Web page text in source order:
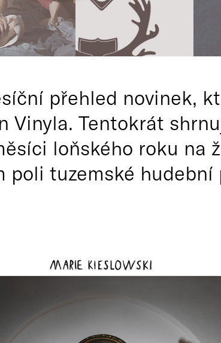
přehled novinek,
Vinyla. Tentokrát
loňského roku na
poli tuzemské hudební